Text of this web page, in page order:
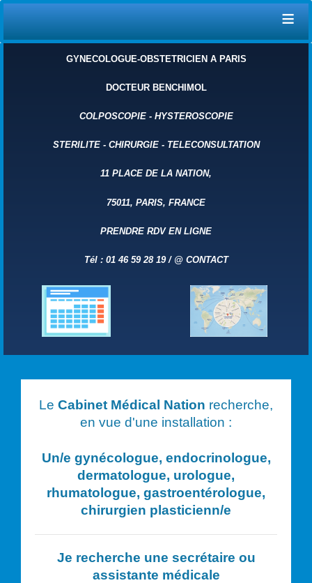
≡
GYNECOLOGUE-OBSTETRICIEN A PARIS
DOCTEUR BENCHIMOL
COLPOSCOPIE- HYSTEROSCOPIE
STERILITE- CHIRURGIE- TELECONSULTATION
11 PLACE DE LA NATION,
75011, PARIS, FRANCE
PRENDRE RDV EN LIGNE
Tél : 01 46 59 28 19 / @ CONTACT
Le Cabinet Médical Nation recherche,
en vue d'une installation :
Un/e gynécologue, endocrinologue,
dermatologue, urologue,
rhumatologue, gastroentérologue,
chirurgien plasticienn/e
Je recherche une secrétaire ou
assistante médicale